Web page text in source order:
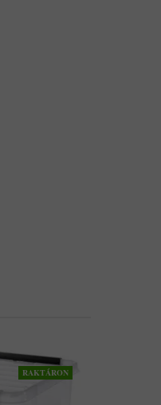
RAKTÁRON